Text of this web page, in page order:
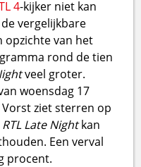
4-kijker niet kan
vergelijkbare
opzichte van het
rond de tien
veel groter.
woensdag 17
ziet sterren op
RTL Late Nightkan
Een verval
procent.